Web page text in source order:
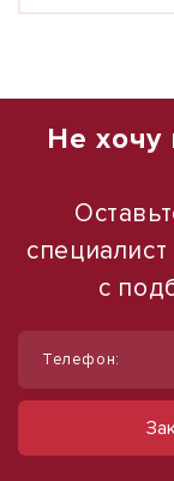
Не хочу
с
Телефон: